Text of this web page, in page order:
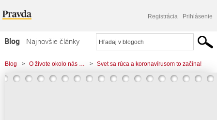
Registrácia Prihlásenie
Blog
Najnovšie články
Najčítanejšie články
Najkomentovanejšie články
Blog > O živote okolo nás … > Svet sa rúca a koronavírusom to začína!